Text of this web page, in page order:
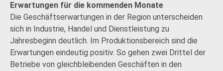
Erwartungen für die kommenden Monate
Die Geschäftserwartungen in der Region unterscheiden
sich in Industrie, Handel und Dienstleistung zu
Jahresbeginn deutlich. Im Produktionsbereich sind die
Erwartungen eindeutig positiv. So gehen zwei Drittel der
Betriebe von gleichbleibenden Geschäften in den